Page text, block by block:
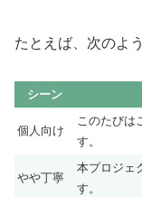
たとえば、次のよ
シーン
個人向け
このたびは
す。
やや丁寧
本プロジェ
す。